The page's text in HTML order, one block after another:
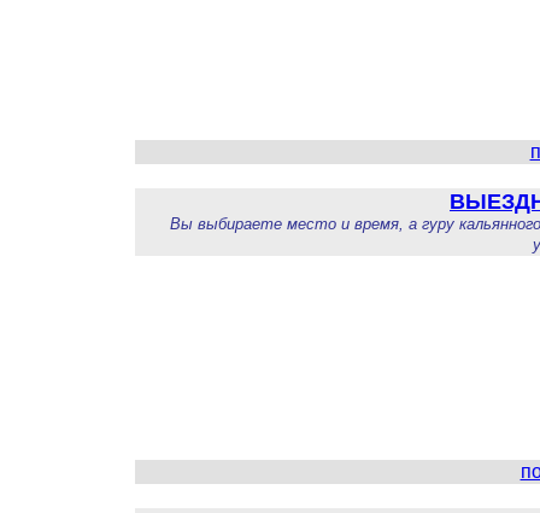
Вы выбираете место и время, а гуру